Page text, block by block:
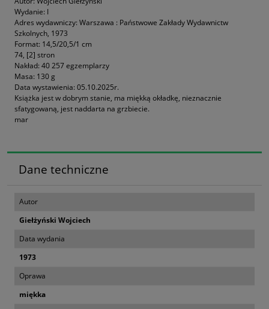
Wydanie: I
Adres wydawniczy: Warszawa : Państwowe Zakłady Wydawnictw
Szkolnych, 1973
Format: 14,5/20,5/1 cm
74, [2] stron
Nakład: 40 257 egzemplarzy
Masa: 130 g
Data wystawienia: 05.10.2025r.
Książka jest w dobrym stanie, ma miękką okładkę, nieznacznie
sfatygowaną, jest naddarta na grzbiecie.
mar
Dane techniczne
Autor
Giełżyński Wojciech
Data wydania
1973
Oprawa
miękka